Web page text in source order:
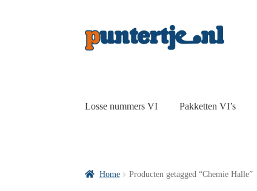
Losse nummers VI Pakketten VI’s
Home Producten getagged “Chemie Halle”